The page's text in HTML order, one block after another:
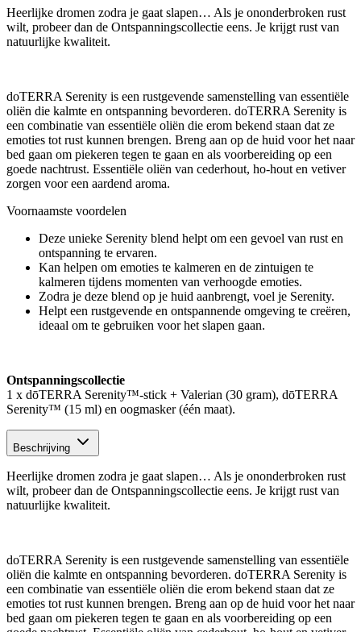
Heerlijke dromen zodra je gaat slapen… Als je ononderbroken rust
wilt, probeer dan de Ontspanningscollectie eens. Je krijgt rust van
natuurlijke kwaliteit.
doTERRA Serenity is een rustgevende samenstelling van essentiële
oliën die kalmte en ontspanning bevorderen. doTERRA Serenity is
een combinatie van essentiële oliën die erom bekend staan dat ze
emoties tot rust kunnen brengen. Breng aan op de huid voor het naar
bed gaan om piekeren tegen te gaan en als voorbereiding op een
goede nachtrust. Essentiële oliën van cederhout, ho-hout en vetiver
zorgen voor een aardend aroma.
Voornaamste voordelen
Deze unieke Serenity blend helpt om een gevoel van rust en
ontspanning te ervaren.
Kan helpen om emoties te kalmeren en de zintuigen te
kalmeren tijdens momenten van verhoogde emoties.
Zodra je deze blend op je huid aanbrengt, voel je Serenity.
Helpt een rustgevende en ontspannende omgeving te creëren,
ideaal om te gebruiken voor het slapen gaan.
Ontspanningscollectie
1 x dōTERRA Serenity™-stick + Valerian (30 gram), dōTERRA
Serenity™ (15 ml) en oogmasker (één maat).
Beschrijving
Heerlijke dromen zodra je gaat slapen… Als je ononderbroken rust
wilt, probeer dan de Ontspanningscollectie eens. Je krijgt rust van
natuurlijke kwaliteit.
doTERRA Serenity is een rustgevende samenstelling van essentiële
oliën die kalmte en ontspanning bevorderen. doTERRA Serenity is
een combinatie van essentiële oliën die erom bekend staan dat ze
emoties tot rust kunnen brengen. Breng aan op de huid voor het naar
bed gaan om piekeren tegen te gaan en als voorbereiding op een